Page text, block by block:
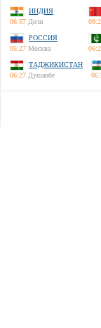
ИНДИЯ
06:57 Дели
РОССИЯ
05:27 Москва
ТАДЖИКИСТАН
06:27 Душанбе